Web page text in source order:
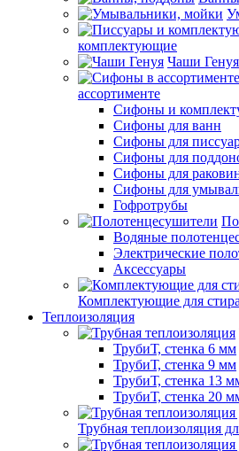
комплектующие
Чаши Генуя
ассортименте
Сифоны и
Сифоны для ванн
Сифоны для
Сифоны для
Сифоны для
Сифоны для
Гофротрубы
Водяные
Электрические
Аксессуары
Комплектующие для
Теплоизоляция
ТрубиТ, стенка 6 мм
ТрубиТ, стенка 9 мм
ТрубиТ, стенка 13
ТрубиТ, стенка 20
Трубная теплоизоляция